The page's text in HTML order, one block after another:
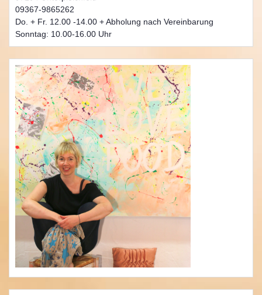
09367-9865262
Do. + Fr. 12.00 -14.00 + Abholung nach Vereinbarung
Sonntag: 10.00-16.00 Uhr